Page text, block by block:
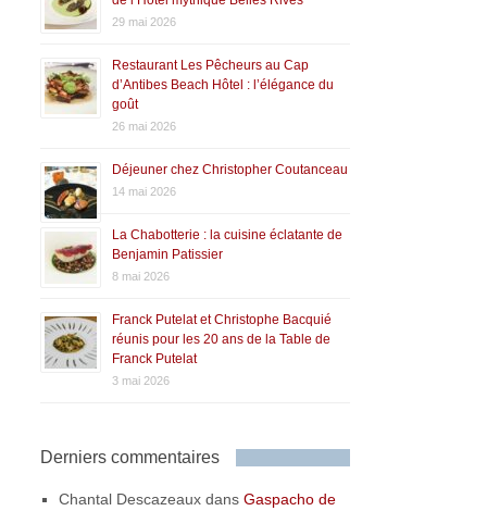
29 mai 2026
Restaurant Les Pêcheurs au Cap
d’Antibes Beach Hôtel : l’élégance du
goût
26 mai 2026
Déjeuner chez Christopher Coutanceau
14 mai 2026
La Chabotterie : la cuisine éclatante de
Benjamin Patissier
8 mai 2026
Franck Putelat et Christophe Bacquié
réunis pour les 20 ans de la Table de
Franck Putelat
3 mai 2026
Derniers commentaires
Chantal Descazeaux dansGaspacho de